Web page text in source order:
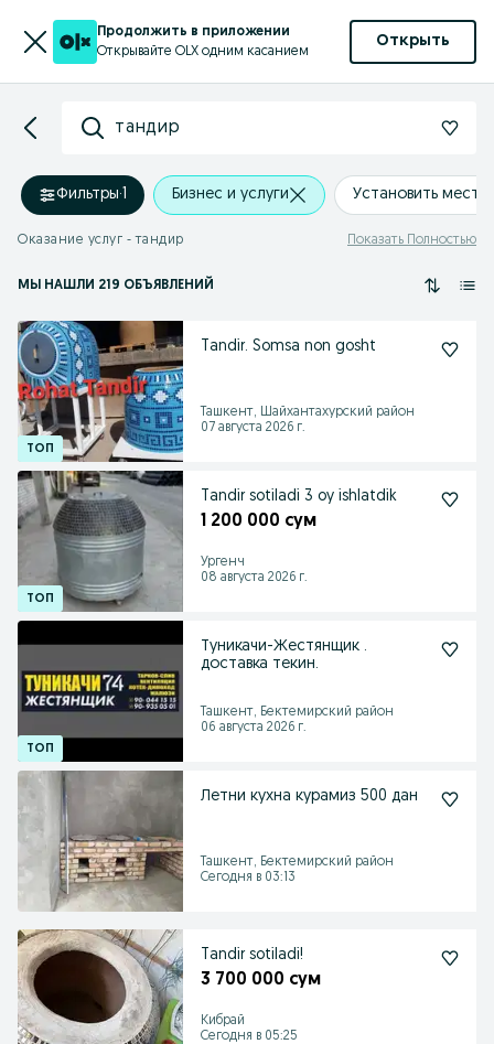
Продолжить в приложении
Открывайте OLX одним касанием
Открыть
тандир
Фильтры·1 Бизнес и услуги Установить
Оказание услуг - тандир Показать Полностью
МЫ НАШЛИ 219 ОБЪЯВЛЕНИЙ
Tandir. Somsa non gosht
Ташкент, Шайхантахурский район
07 августа 2026 г.
Tandir sotiladi 3 oy ishlatdik
1 200 000 сум
Ургенч
08 августа 2026 г.
Туникачи-Жестянщик .
доставка текин.
Ташкент, Бектемирский район
06 августа 2026 г.
Летни кухна курамиз 500 дан
Ташкент, Бектемирский район
Сегодня в 03:13
Tandir sotiladi!
3 700 000 сум
Кибрай
Сегодня в 05:25